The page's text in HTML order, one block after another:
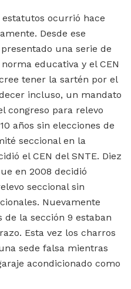
ocurrió hace
Desde ese
una serie de
educativa y el CEN
tener la sartén por el
incluso, un mandato
congreso para relevo
años sin elecciones de
seccional en la
el CEN del SNTE. Diez
en 2008 decidió
seccional sin
Nuevamente
de la sección 9 estaban
Esta vez los charros
sede falsa mientras
acondicionado como